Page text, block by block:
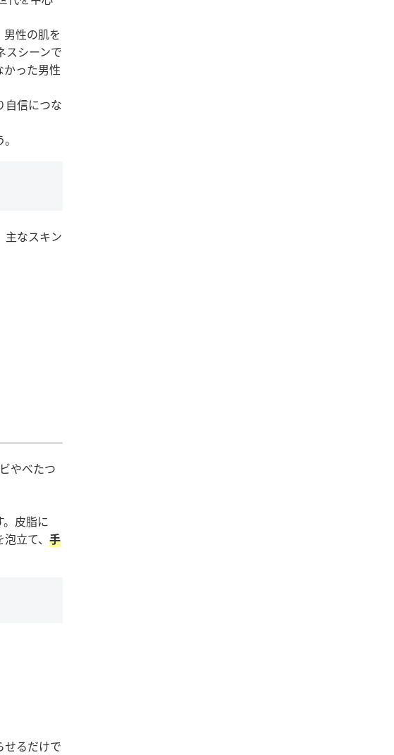
性の肌を
スシーンで
った男性
自信につな
主なスキン
やべたつ
皮脂に
立て、 手
せるだけで